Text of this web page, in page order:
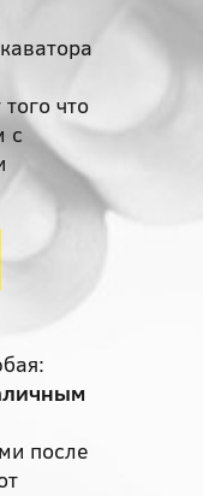
того что
с
после